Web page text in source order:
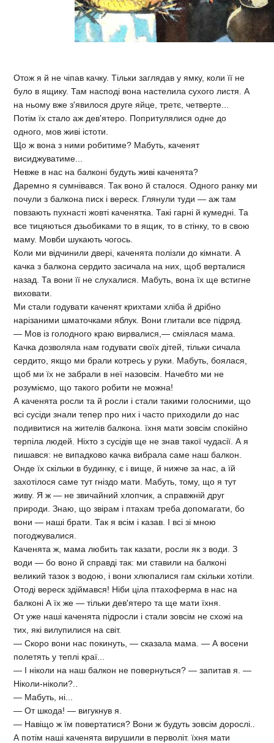
Отож я й не чіпав качку. Тільки заглядав у ямку, коли її не
було в ящику. Там насподі вона настелила сухого листя. А
на ньому вже з'явилося друге яйце, третє, четверте...
Потім їх стало аж дев'ятеро. Попритулялися одне до
одного, мов живі істоти.
Що ж вона з ними робитиме? Мабуть, каченят
висиджуватиме...
Невже в нас на балконі будуть живі каченята?
Даремно я сумнівався. Так воно й сталося. Одного ранку ми
почули з балкона писк і вереск. Глянули туди — аж там
повзають пухнасті жовті каченятка. Такі гарні й кумедні. Та
все тицяються дзьобиками то в ящик, то в стінку, то в свою
маму. Мовби шукають чогось.
Коли ми відчинили двері, каченята полізли до кімнати. А
качка з балкона сердито засичала на них, щоб верталися
назад. Та вони її не слухалися. Мабуть, вона їх ще встигне
виховати.
Ми стали годувати каченят крихтами хліба й дрібно
нарізаними шматочками яблук. Вони глитали все підряд.
— Мов із голодного краю вирвалися,— сміялася мама.
Качка дозволяла нам годувати своїх дітей, тільки сичала
сердито, якщо ми брали котресь у руки. Мабуть, боялася,
щоб ми їх не забрали в неї назовсім. Начебто ми не
розуміємо, що такого робити не можна!
А каченята росли та й росли і стали такими голосними, що
всі сусіди знали тепер про них і часто приходили до нас
подивитися на жителів балкона. їхня мати зовсім спокійно
терпіла людей. Ніхто з сусідів ще не знав такої чудасії. А я
пишався: не випадково качка вибрала саме наш балкон.
Онде їх скільки в будинку, є і вище, й нижче за нас, а їй
захотілося саме тут гніздо мати. Мабуть, тому, що я тут
живу. Я ж — не звичайний хлопчик, а справжній друг
природи. Знаю, що звірам і птахам треба допомагати, бо
вони — наші брати. Так я всім і казав. І всі зі мною
погоджувалися.
Каченята ж, мама любить так казати, росли як з води. З
води — бо воно й справді так: ми ставили на балконі
великий тазок з водою, і вони хлюпалися гам скільки хотіли.
Отоді вереск здіймався! Ніби ціла птахоферма в нас на
балконі А їх же — тільки дев'ятеро та ще мати їхня.
От уже наші каченята підросли і стали зовсім не схожі на
тих, які вилупилися на світ.
— Скоро вони нас покинуть, — сказала мама. — А восени
полетять у теплі краї...
— І ніколи на наш балкон не повернуться? — запитав я. —
Ніколи-ніколи?..
— Мабуть, ні...
— От шкода! — вигукнув я.
— Навіщо ж їм повертатися? Вони ж будуть зовсім дорослі..
А потім наші каченята вирушили в перволіт. їхня мати